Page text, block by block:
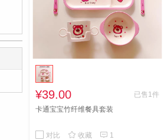
¥39.00
已售1件
卡通宝宝竹纤维餐具套装
对比  收藏  1